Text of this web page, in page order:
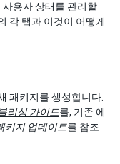
용자 상태를 관리할
각 탭과 이것이 어떻게
패키지를 생성합니다.
리싱 가이드를, 기존 에
키지 업데이트를 참조